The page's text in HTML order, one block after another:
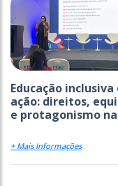
Educação inclusiva
ação: direitos,
e protagonismo
+ Mais Informações